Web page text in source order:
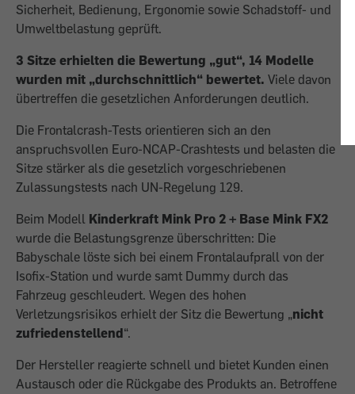
Sicherheit, Bedienung, Ergonomie sowie Schadstoff- und
Umweltbelastung geprüft.
3 Sitze erhielten die Bewertung „gut“, 14 Modelle
wurden mit „durchschnittlich“ bewertet. Viele davon
übertreffen die gesetzlichen Anforderungen deutlich.
Die Frontalcrash-Tests orientieren sich an den
anspruchsvollen Euro-NCAP-Crashtests und belasten die
Sitze stärker als die gesetzlich vorgeschriebenen
Zulassungstests nach UN-Regelung 129.
Beim Modell Kinderkraft Mink Pro 2 + Base Mink FX2
wurde die Belastungsgrenze überschritten: Die
Babyschale löste sich bei einem Frontalaufprall von der
Isofix-Station und wurde samt Dummy durch das
Fahrzeug geschleudert. Wegen des hohen
Verletzungsrisikos erhielt der Sitz die Bewertung „nicht
zufriedenstellend“.
Der Hersteller reagierte schnell und bietet Kunden einen
Austausch oder die Rückgabe des Produkts an. Betroffene